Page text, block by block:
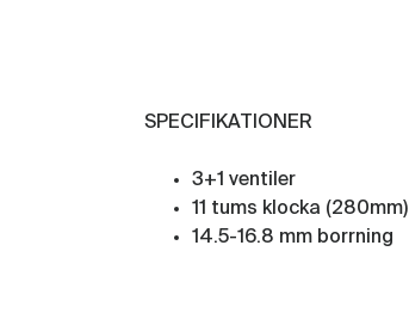
SPECIFIKATIONER
3+1 ventiler
11 tums klocka (280mm)
14.5-16.8 mm borrning